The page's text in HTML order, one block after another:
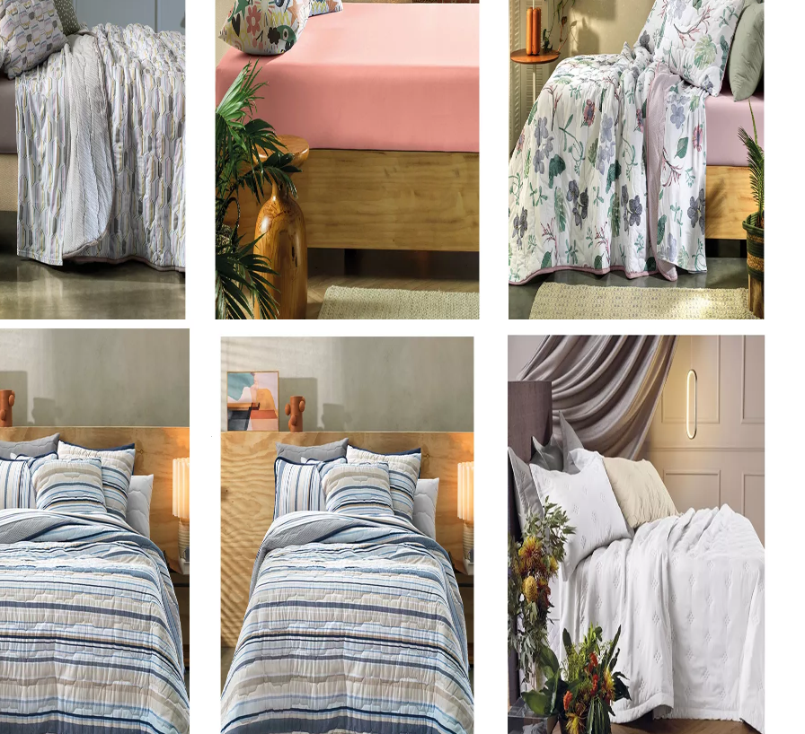
COMPRAR COMPRAR COMPRAR
no Pix
de R$47,67sem juros
COMPRAR
Roupa de Cama Queen
SKU 3723
R$ 165,56
R$ 149,00no Pix
( 10% de desconto)
ouR$ 165,56em10xde R$16,56sem juros
COMPRAR
Roupa de Cama Casal
R$ 421,11
R$ 379,00no Pix
( 10% de desconto)
ouR$ 421,11em 10xde R$42,11 sem juros
COMPRAR